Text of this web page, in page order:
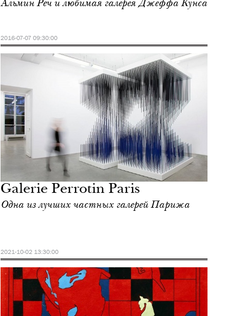
Альмин Реч и любимая галерея Джеффа Кунса
2016-07-07 09:30:00
Galerie Perrotin Paris
Одна из лучших частных галерей Парижа
2021-10-02 13:30:00